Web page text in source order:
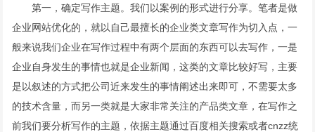
第一，确定写作主题。我们以案例的形式进行分享。笔者是做
企业网站优化的，就以自己最擅长的企业类文章写作为切入点，一
般来说我们企业在写作过程中有两个层面的东西可以去写作，一是
企业自身发生的事情也就是企业新闻，这类的文章比较好写，主要
是以叙述的方式把公司近来发生的事情阐述出来即可，不需要太多
的技术含量，而另一类就是大家非常关注的产品类文章，在写作之
前我们要分析写作的主题，依据主题通过百度相关搜索或者cnzz统